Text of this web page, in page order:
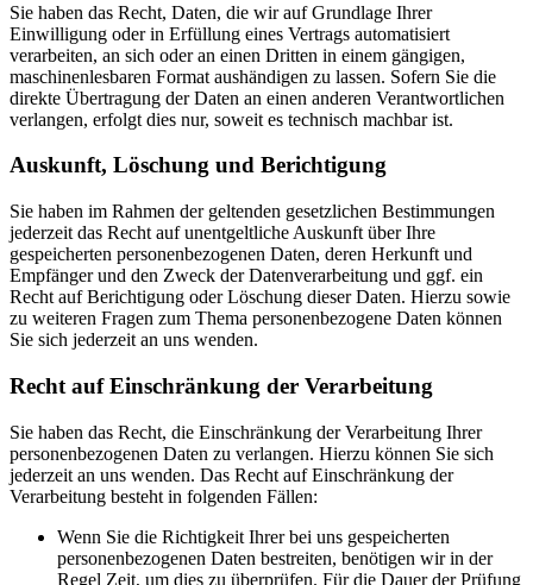
Sie haben das Recht, Daten, die wir auf Grundlage Ihrer
Einwilligung oder in Erfüllung eines Vertrags automatisiert
verarbeiten, an sich oder an einen Dritten in einem gängigen,
maschinenlesbaren Format aushändigen zu lassen. Sofern Sie die
direkte Übertragung der Daten an einen anderen Verantwortlichen
verlangen, erfolgt dies nur, soweit es technisch machbar ist.
Auskunft, Löschung und Berichtigung
Sie haben im Rahmen der geltenden gesetzlichen Bestimmungen
jederzeit das Recht auf unentgeltliche Auskunft über Ihre
gespeicherten personenbezogenen Daten, deren Herkunft und
Empfänger und den Zweck der Datenverarbeitung und ggf. ein
Recht auf Berichtigung oder Löschung dieser Daten. Hierzu sowie
zu weiteren Fragen zum Thema personenbezogene Daten können
Sie sich jederzeit an uns wenden.
Recht auf Einschränkung der Verarbeitung
Sie haben das Recht, die Einschränkung der Verarbeitung Ihrer
personenbezogenen Daten zu verlangen. Hierzu können Sie sich
jederzeit an uns wenden. Das Recht auf Einschränkung der
Verarbeitung besteht in folgenden Fällen:
Wenn Sie die Richtigkeit Ihrer bei uns gespeicherten
personenbezogenen Daten bestreiten, benötigen wir in der
Regel Zeit, um dies zu überprüfen. Für die Dauer der Prüfung